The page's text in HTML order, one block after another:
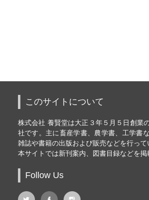
このサイトについて
株式会社 養賢堂は大正３年５月５日創業
社です。主に畜産学書、農学書、工学書
雑誌や書籍の出版および販売などを行って
本サイトでは新刊案内、図書目録などを掲
Follow Us